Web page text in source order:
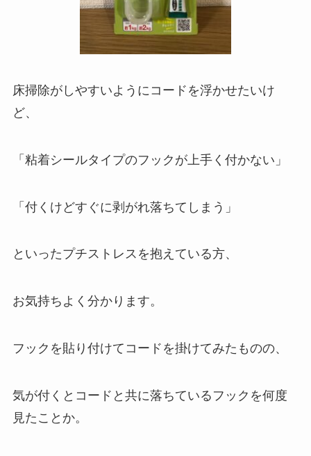
床掃除がしやすいようにコードを浮かせたいけ
ど、
「粘着シールタイプのフックが上手く付かない」
「付くけどすぐに剥がれ落ちてしまう」
といったプチストレスを抱えている方、
お気持ちよく分かります。
フックを貼り付けてコードを掛けてみたものの、
気が付くとコードと共に落ちているフックを何度
見たことか。